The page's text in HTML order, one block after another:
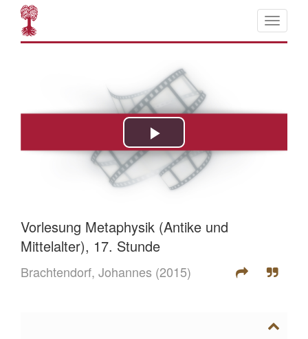
Vorlesung Metaphysik (Antike und
Mittelalter), 17. Stunde
Brachtendorf, Johannes (2015)